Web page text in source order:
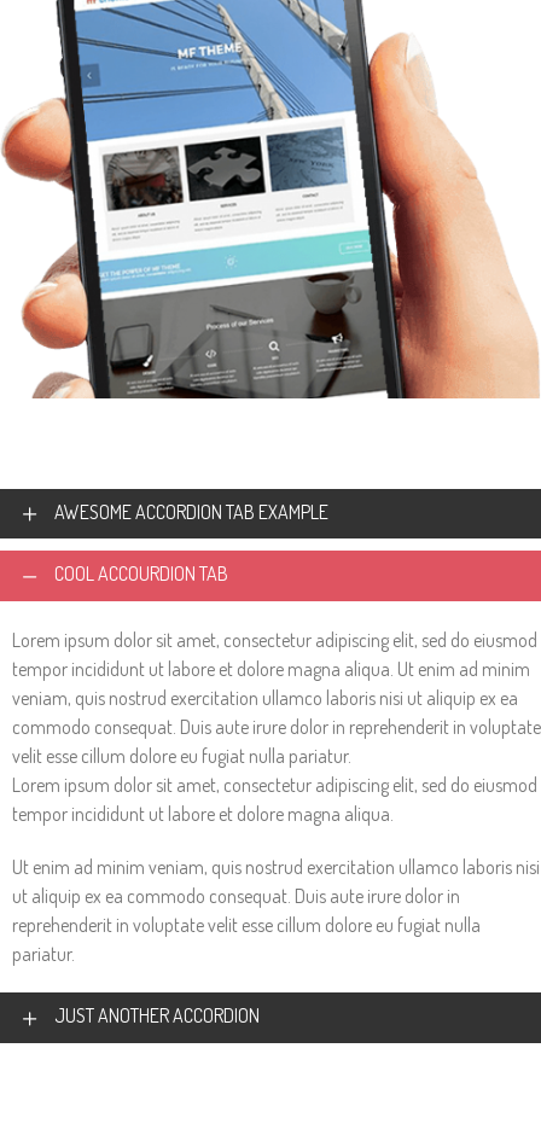
AWESOME ACCORDION TAB EXAMPLE
Lorem ipsum dolor sit amet, consectetur adipiscing elit, sed do eiusmod
tempor incididunt ut labore et dolore magna aliqua. Ut enim ad minim
veniam, quis nostrud exercitation ullamco laboris nisi ut aliquip ex ea
commodo consequat. Duis aute irure dolor in reprehenderit in voluptate
velit esse cillum dolore eu fugiat nulla pariatur.
COOL ACCOURDION TAB
Lorem ipsum dolor sit amet, consectetur adipiscing elit, sed do eiusmod
tempor incididunt ut labore et dolore magna aliqua. Ut enim ad minim
veniam, quis nostrud exercitation ullamco laboris nisi ut aliquip ex ea
commodo consequat. Duis aute irure dolor in reprehenderit in voluptate
velit esse cillum dolore eu fugiat nulla pariatur.
Lorem ipsum dolor sit amet, consectetur adipiscing elit, sed do eiusmod
tempor incididunt ut labore et dolore magna aliqua.
Ut enim ad minim veniam, quis nostrud exercitation ullamco laboris nisi
ut aliquip ex ea commodo consequat. Duis aute irure dolor in
reprehenderit in voluptate velit esse cillum dolore eu fugiat nulla
pariatur.
JUST ANOTHER ACCORDION